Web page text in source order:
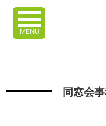
MENU
同窓会